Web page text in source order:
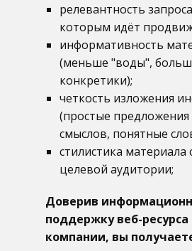
релевантность
которым идёт
информативность
(меньше "воды",
конкретики);
четкость изложения
(простые
смыслов, понятные
стилистика материала
целевой аудитории;
Доверив
поддержку веб-
компании, вы